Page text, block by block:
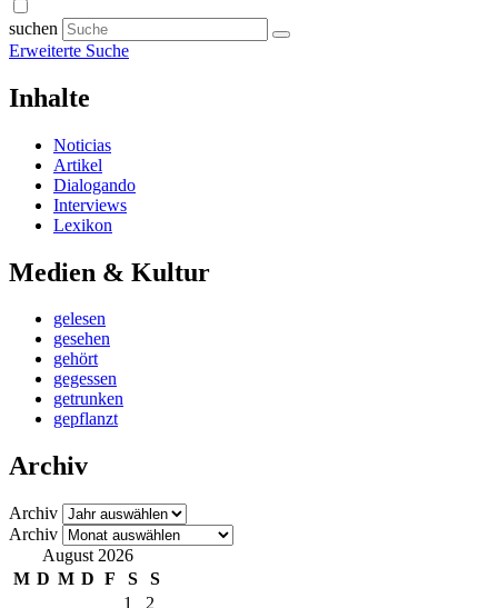
suchen
Erweiterte Suche
Inhalte
Noticias
Artikel
Dialogando
Interviews
Lexikon
Medien & Kultur
gelesen
gesehen
gehört
gegessen
getrunken
gepflanzt
Archiv
Archiv
Archiv
August 2026
M D M D F S
S
1
2